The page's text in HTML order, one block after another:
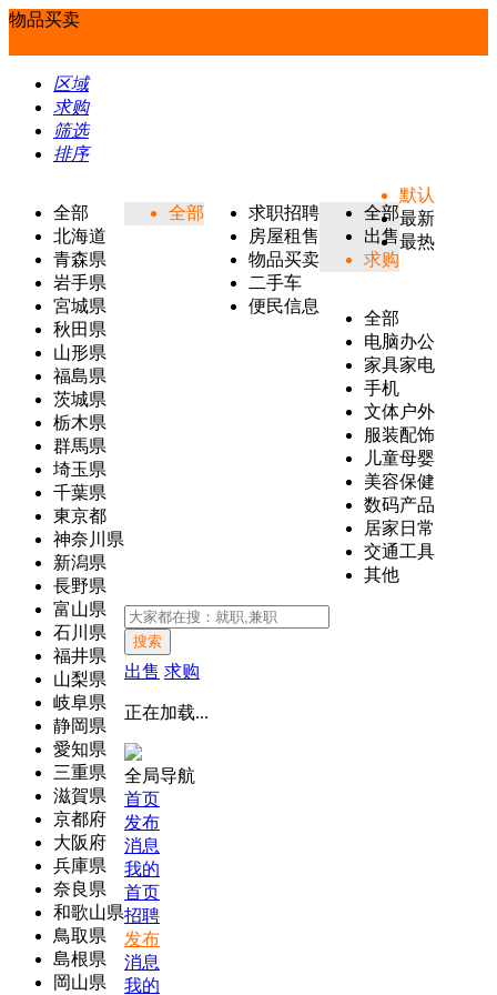
物品买卖
区域
求购
筛选
排序
全部
北海道
青森県
岩手県
宮城県
秋田県
山形県
福島県
茨城県
栃木県
群馬県
埼玉県
千葉県
東京都
神奈川県
新潟県
長野県
富山県
石川県
福井県
山梨県
岐阜県
静岡県
愛知県
三重県
滋賀県
京都府
大阪府
兵庫県
奈良県
和歌山県
鳥取県
島根県
岡山県
全部
求职招聘
房屋租售
物品买卖
二手车
便民信息
全部
出售
求购
全部
电脑办公
家具家电
手机
文体户外
服装配饰
儿童母婴
美容保健
数码产品
居家日常
交通工具
其他
默认
最新
最热
搜索
出售 求购
正在加载...
全局导航
首页
发布
消息
我的
首页
招聘
发布
消息
我的